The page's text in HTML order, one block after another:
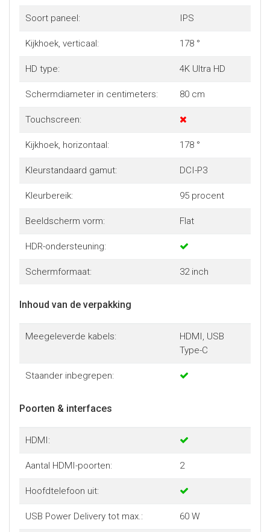
Soort paneel: IPS
Kijkhoek, verticaal: 178 °
HD type: 4K Ultra HD
Schermdiameter in centimeters: 80 cm
Touchscreen:
Kijkhoek, horizontaal: 178 °
Kleurstandaard gamut: DCI-P3
Kleurbereik: 95 procent
Beeldscherm vorm: Flat
HDR-ondersteuning:
Schermformaat: 32 inch
Inhoud van de verpakking
Meegeleverde kabels:
HDMI, USB
Type-C
Staander inbegrepen:
Poorten & interfaces
HDMI:
Aantal HDMI-poorten: 2
Hoofdtelefoon uit:
USB Power Delivery tot max.: 60 W